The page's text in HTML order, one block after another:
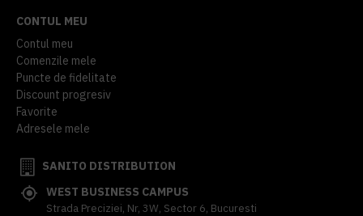
CONTUL MEU
Contul meu
Comenzile mele
Puncte de fidelitate
Discount progresiv
Favorite
Adresele mele
SANITO DISTRIBUTION
WEST BUSINESS CAMPUS
Strada Preciziei, Nr, 3W, Sector 6, Bucuresti